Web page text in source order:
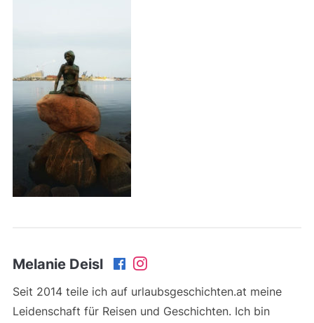
Melanie Deisl
Seit 2014 teile ich auf urlaubsgeschichten.at meine
Leidenschaft für Reisen und Geschichten. Ich bin